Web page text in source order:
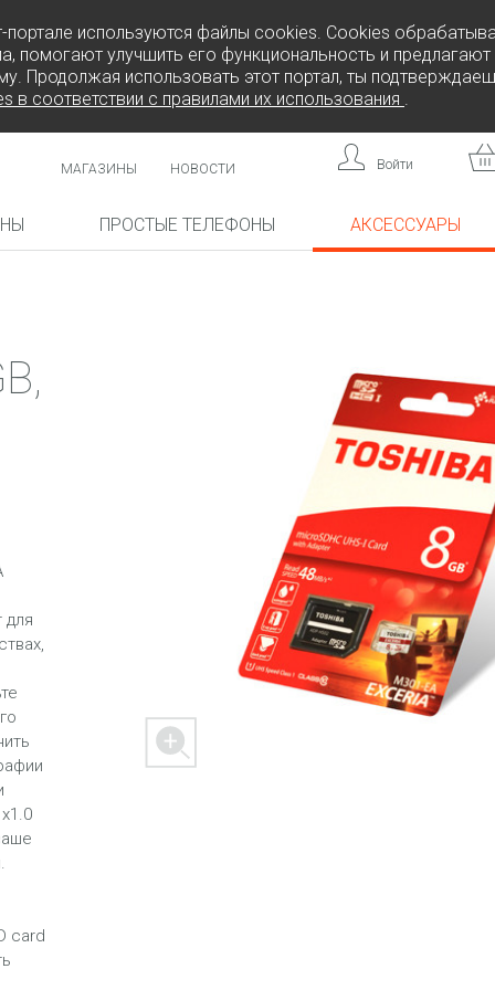
портале используются файлы cookies. Cookies
помогают улучшить его функциональность и предлагают
Продолжая использовать этот портал, ты
в соответствии с правилами их использования .
FREEDOM C100
FREEDOM
mini
ПРОСТЫЕ ТЕЛЕФОНЫ
CP10S
АКСЕССУАРЫ
МАГАЗИНЫ НОВОСТИ Войти
для
card